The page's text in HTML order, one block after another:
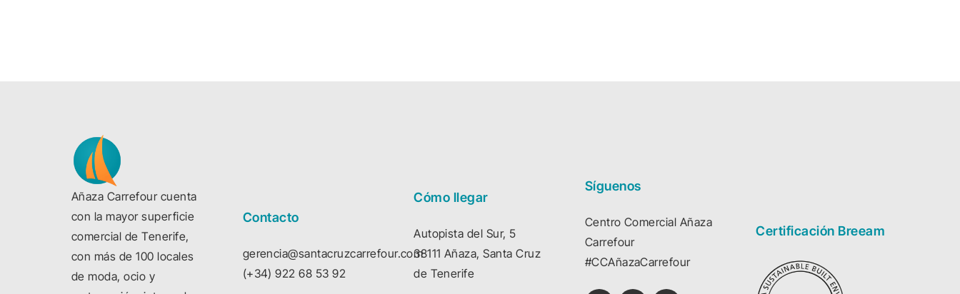
Añaza Carrefour cuenta
con la mayor superficie
comercial de Tenerife,
con más de 100 locales
de moda, ocio y
Contacto
gerencia@santacruzcarrefour.com
(+34) 922 68 53 92
Cómo llegar
Autopista del Sur, 5
38111 Añaza, Santa Cruz
de Tenerife
Síguenos
Centro Comercial Añaza
Carrefour
#CCAñazaCarrefour
Certificación Breeam